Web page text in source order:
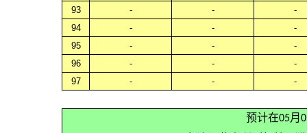
93
- -
-
94
- -
-
95
- -
-
96
- -
-
97
- - -
预计在05月